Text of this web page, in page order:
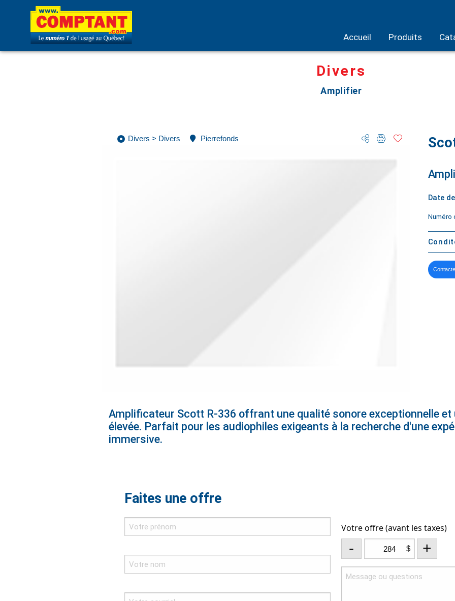
Accueil Produits
Divers
Amplifier
Divers > Divers Pierrefonds
Date
Numéro
Amplificateur Scott R-336 offrant une qualité sonore exceptionnelle
élevée. Parfait pour les audiophiles exigeants à la recherche d'une
immersive.
Faites une offre
Votre offre (avant les taxes)
- $ +